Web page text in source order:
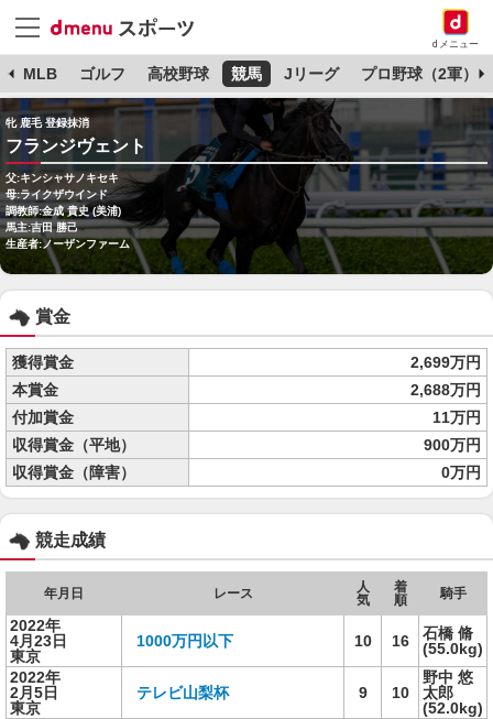
dメニュー
MLB ゴルフ 高校野球 競馬 Jリーグ プロ野球（2軍）
牝 鹿毛 登録抹消
フランジヴェント
父:キンシャサノキセキ
母:ライクザウインド
調教師:金成 貴史 (美浦)
馬主:吉田 勝己
生産者:ノーザンファーム
賞金
獲得賞金
2,699万円
本賞金
2,688万円
付加賞金
11万円
収得賞金（平地）
900万円
収得賞金（障害）
0万円
競走成績
年月日 レース
人
気
着
順
騎手
2022年
4月23日
東京
1000万円以下 10 16
石橋 脩
(55.0kg)
2022年
2月5日
東京
テレビ山梨杯 9 10
野中 悠
太郎
(52.0kg)